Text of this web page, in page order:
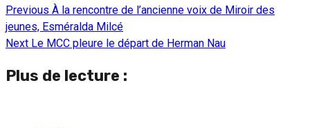
Continue
Reading
Previous À la rencontre de l’ancienne voix de Miroir des
jeunes, Esméralda Milcé
Next Le MCC pleure le départ de Herman Nau
Plus de lecture :